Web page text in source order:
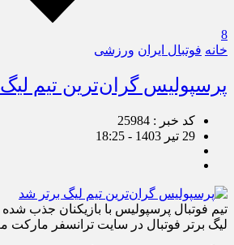
8
خانه فوتبال ایران ورزشی
پرسپولیس گران‌ترین تیم
کد خبر : 25984
29 تیر 1403 - 18:25
تیم فوتبال پرسپولیس با بازیکنان جذب شده
لیگ برتر فوتبال در سایت ترانسفر